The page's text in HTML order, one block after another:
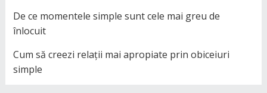
De ce momentele simple sunt cele mai greu de
înlocuit
Cum să creezi relații mai apropiate prin obiceiuri
simple